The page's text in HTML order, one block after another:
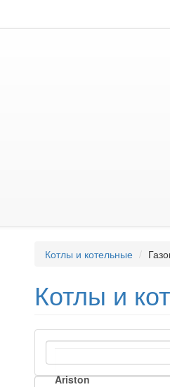
Котлы и котельные
Котлы и
Ariston